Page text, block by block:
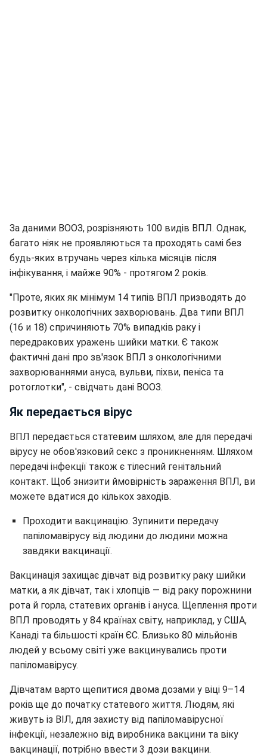
За даними ВООЗ, розрізняють 100 видів ВПЛ. Однак,
багато ніяк не проявляються та проходять самі без
будь-яких втручань через кілька місяців після
інфікування, і майже 90% - протягом 2 років.
"Проте, яких як мінімум 14 типів ВПЛ призводять до
розвитку онкологічних захворювань. Два типи ВПЛ
(16 и 18) спричиняють 70% випадків раку і
передракових уражень шийки матки. Є також
фактичні дані про зв'язок ВПЛ з онкологічними
захворюваннями ануса, вульви, піхви, пеніса та
ротоглотки", - свідчать дані ВООЗ.
Як передається вірус
ВПЛ передається статевим шляхом, але для передачі
вірусу не обов'язковий секс з проникненням. Шляхом
передачі інфекції також є тілесний генітальний
контакт. Щоб знизити ймовірність зараження ВПЛ, ви
можете вдатися до кількох заходів.
Проходити вакцинацію. Зупинити передачу
папіломавірусу від людини до людини можна
завдяки вакцинації.
Вакцинація захищає дівчат від розвитку раку шийки
матки, а як дівчат, так і хлопців — від раку порожнини
рота й горла, статевих органів і ануса. Щеплення проти
ВПЛ проводять у 84 країнах світу, наприклад, у США,
Канаді та більшості країн ЄС. Близько 80 мільйонів
людей у всьому світі уже вакцинувались проти
папіломавірусу.
Дівчатам варто щепитися двома дозами у віці 9–14
років ще до початку статевого життя. Людям, які
живуть із ВІЛ, для захисту від папіломавірусної
інфекції, незалежно від виробника вакцини та віку
вакцинації, потрібно ввести 3 дози вакцини.